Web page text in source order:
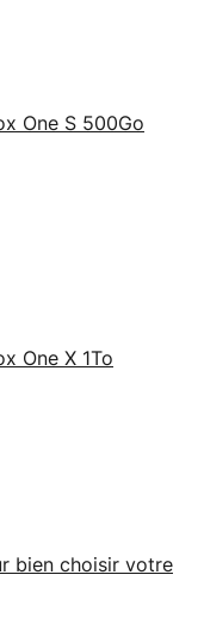
One S 500Go
One X 1To
bien choisir votre